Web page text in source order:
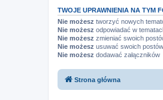
TWOJE UPRAWNIENIA NA TYM
Nie możesz tworzyć nowych
Nie możesz odpowiadać w
Nie możesz zmieniać swoich
Nie możesz usuwać swoich postów
Nie możesz dodawać załączników
Strona główna